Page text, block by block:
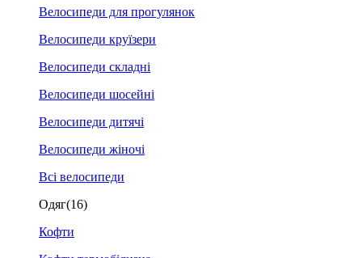
Велосипеди для прогулянок
Велосипеди круїзери
Велосипеди складні
Велосипеди шосейні
Велосипеди дитячі
Велосипеди жіночі
Всі велосипеди
Одяг(16)
Кофти